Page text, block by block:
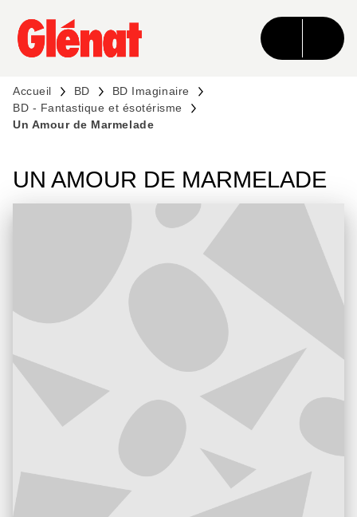
MENU RECHERCHE CONTENU
PIED DE PAGE
Accueil BD
BD Imaginaire
BD - Fantastique et ésotérisme
Un Amour de Marmelade
UN AMOUR DE MARMELADE